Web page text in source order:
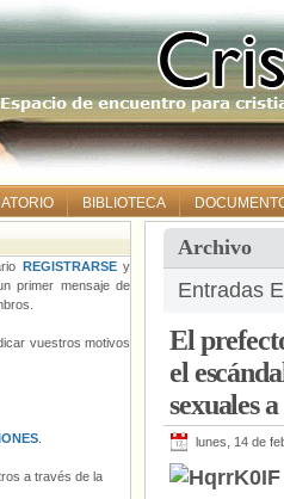
BIBLIOTECA
Archivo
Entradas
El
el
sexuales
lunes, 14 de
REGISTRARSEy
primer mensaje de
vuestros motivos
a través de la